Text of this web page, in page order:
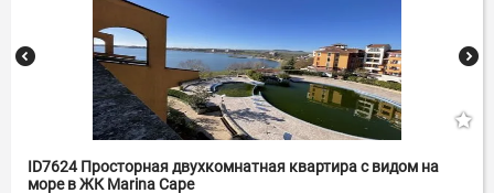
ID7624 Просторная двухкомнатная квартира с видом на
море в ЖК Marina Cape